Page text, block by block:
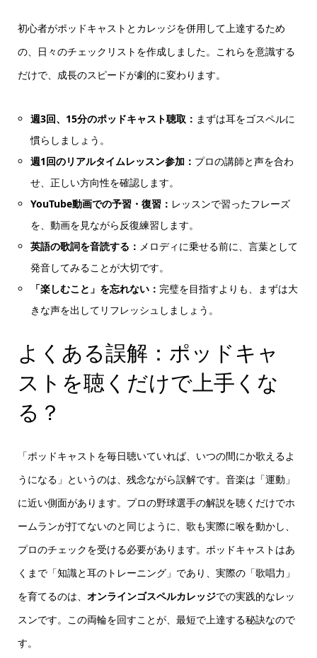
初心者がポッドキャストとカレッジを併用して上達するため
の、日々のチェックリストを作成しました。これらを意識する
だけで、成長のスピードが劇的に変わります。
週3回、15分のポッドキャスト聴取： まずは耳をゴスペルに
慣らしましょう。
週1回のリアルタイムレッスン参加： プロの講師と声を合わ
せ、正しい方向性を確認します。
YouTube動画での予習・復習： レッスンで習ったフレーズ
を、動画を見ながら反復練習します。
英語の歌詞を音読する： メロディに乗せる前に、言葉として
発音してみることが大切です。
「楽しむこと」を忘れない： 完璧を目指すよりも、まずは大
きな声を出してリフレッシュしましょう。
よくある誤解：ポッドキャ
ストを聴くだけで上手くな
る？
「ポッドキャストを毎日聴いていれば、いつの間にか歌えるよ
うになる」というのは、残念ながら誤解です。音楽は「運動」
に近い側面があります。プロの野球選手の解説を聴くだけでホ
ームランが打てないのと同じように、歌も実際に喉を動かし、
プロのチェックを受ける必要があります。ポッドキャストはあ
くまで「知識と耳のトレーニング」であり、実際の「歌唱力」
を育てるのは、 オンラインゴスペルカレッジでの実践的なレッ
スンです。この両輪を回すことが、最短で上達する秘訣なので
す。